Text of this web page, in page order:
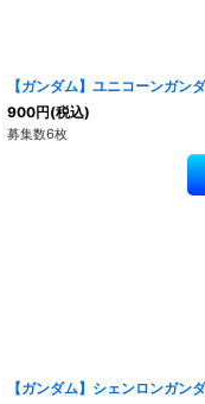
【ガンダム】ユニコーンガン
900円(税込)
募集数6枚
【ガンダム】シェンロンガン